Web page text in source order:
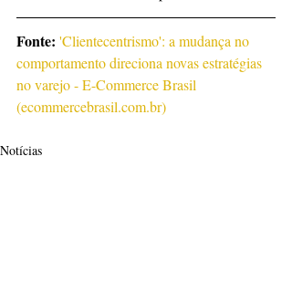
Fonte: 'Clientecentrismo': a mudança no
comportamento direciona novas estratégias
no varejo - E-Commerce Brasil
(ecommercebrasil.com.br)
Notícias